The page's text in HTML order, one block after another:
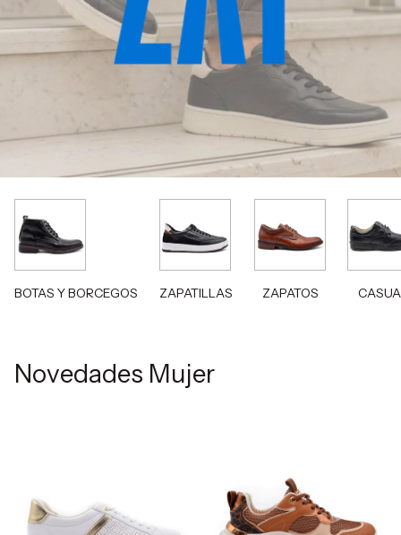
BOTAS Y BORCEGOS ZAPATILLAS ZAPATOS
Novedades Mujer